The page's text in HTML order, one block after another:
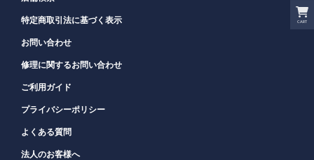
CART
特定商取引法に基づく表示
お問い合わせ
修理に関するお問い合わせ
ご利用ガイド
プライバシーポリシー
よくある質問
法人のお客様へ